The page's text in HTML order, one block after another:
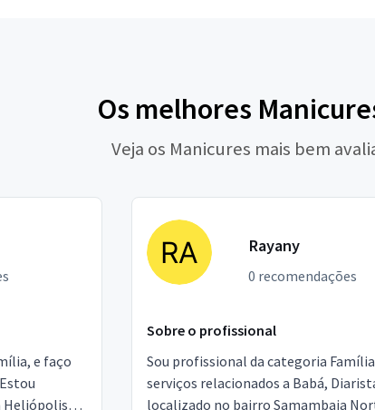
Os melhores
Veja os Manicures mais bem
e faço
Heliópolis
Rayany
0 recomendações
Sobre o profissional
Sou profissional da categoria
serviços relacionados a Babá,
localizado no bairro Samambaia